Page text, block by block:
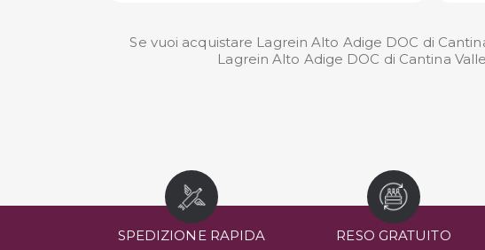
Se vuoi acquistare Lagrein Alto Adige DOC di
Lagrein Alto Adige DOC di Cantina
SPEDIZIONE RAPIDA RESO GRATUITO